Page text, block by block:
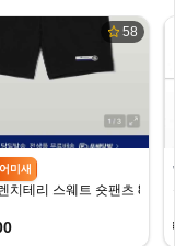
58
어미새
치테리 스웨트 숏팬츠 8천원